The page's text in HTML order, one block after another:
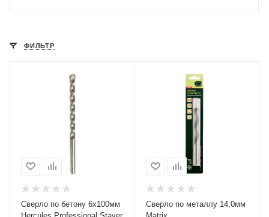
ФИЛЬТР
Сверло по бетону 6х100мм
Hercules Professional Stayer
Сверло по металлу 14,0мм
Matrix